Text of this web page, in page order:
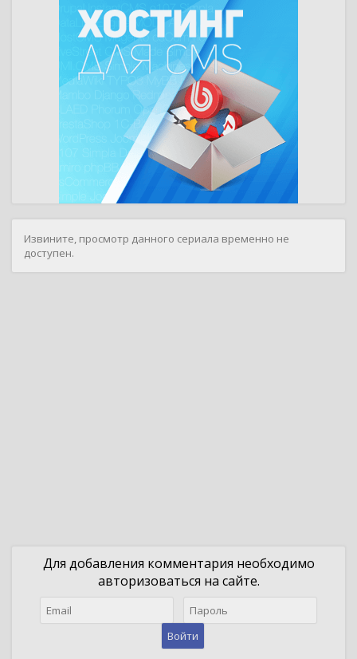
Извините, просмотр данного сериала временно не
доступен.
Для добавления комментария необходимо
авторизоваться на сайте.
Войти